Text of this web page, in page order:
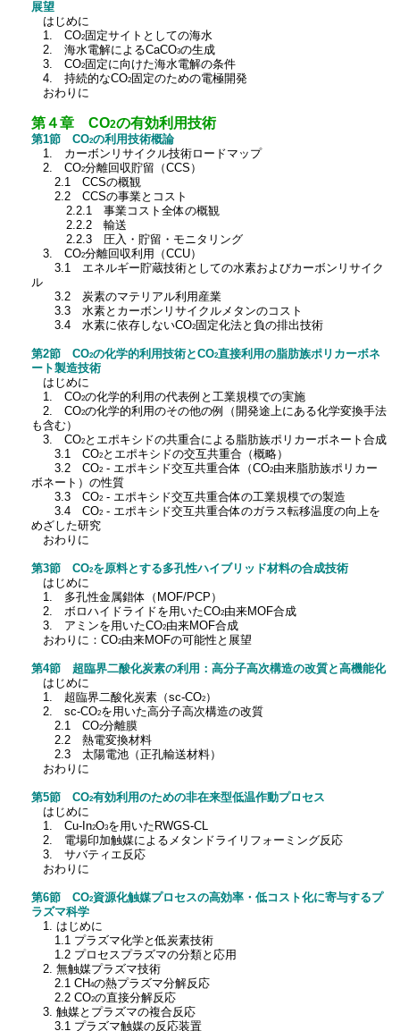
展望
はじめに
1. CO2固定サイトとしての海水
2. 海水電解によるCaCO3の生成
3. CO2固定に向けた海水電解の条件
4. 持続的なCO2固定のための電極開発
おわりに
第４章 CO2の有効利用技術
第1節 CO2の利用技術概論
1. カーボンリサイクル技術ロードマップ
2. CO2分離回収貯留（CCS）
2.1 CCSの概観
2.2 CCSの事業とコスト
2.2.1 事業コスト全体の概観
2.2.2 輸送
2.2.3 圧入・貯留・モニタリング
3. CO2分離回収利用（CCU）
3.1 エネルギー貯蔵技術としての水素およびカーボンリサイク
ル
3.2 炭素のマテリアル利用産業
3.3 水素とカーボンリサイクルメタンのコスト
3.4 水素に依存しないCO2固定化法と負の排出技術
第2節 CO2の化学的利用技術とCO2直接利用の脂肪族ポリカーボネ
ート製造技術
はじめに
1. CO2の化学的利用の代表例と工業規模での実施
2. CO2の化学的利用のその他の例（開発途上にある化学変換手法
も含む）
3. CO2とエポキシドの共重合による脂肪族ポリカーボネート合成
3.1 CO2とエポキシドの交互共重合（概略）
3.2 CO2- エポキシド交互共重合体（CO2由来脂肪族ポリカー
ボネート）の性質
3.3 CO2- エポキシド交互共重合体の工業規模での製造
3.4 CO2- エポキシド交互共重合体のガラス転移温度の向上を
めざした研究
おわりに
第3節 CO2を原料とする多孔性ハイブリッド材料の合成技術
はじめに
1. 多孔性金属錯体（MOF/PCP）
2. ボロハイドライドを用いたCO2由来MOF合成
3. アミンを用いたCO2由来MOF合成
おわりに：CO2由来MOFの可能性と展望
第4節 超臨界二酸化炭素の利用：高分子高次構造の改質と高機能化
はじめに
1. 超臨界二酸化炭素（sc-CO2）
2. sc-CO2を用いた高分子高次構造の改質
2.1 CO2分離膜
2.2 熱電変換材料
2.3 太陽電池（正孔輸送材料）
おわりに
第5節 CO2有効利用のための非在来型低温作動プロセス
はじめに
1. Cu-In2O3を用いたRWGS-CL
2. 電場印加触媒によるメタンドライリフォーミング反応
3. サバティエ反応
おわりに
第6節 CO2資源化触媒プロセスの高効率・低コスト化に寄与するプ
ラズマ科学
1. はじめに
1.1 プラズマ化学と低炭素技術
1.2 プロセスプラズマの分類と応用
2. 無触媒プラズマ技術
2.1 CH4の熱プラズマ分解反応
2.2 CO2の直接分解反応
3. 触媒とプラズマの複合反応
3.1 プラズマ触媒の反応装置